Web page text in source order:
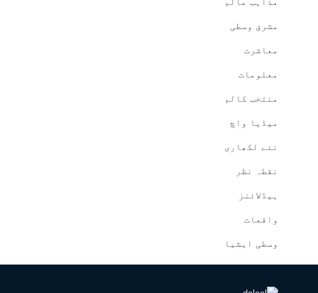
مشرق وسطی
معاشرت
معلومات
منتخب کالم
میڈیا واچ
نئے لکھاری
نقطہ نظر
ہیڈلائنز
واقعات
وسطی ایشیا